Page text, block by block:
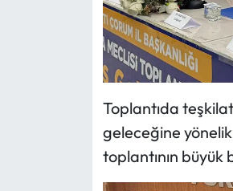
Toplantıda
geleceğine
toplantının
Uğurludağ Haberleri